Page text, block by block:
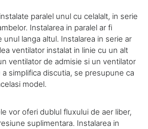
paralel unul cu celalalt, in serie
Instalarea in paralel ar fi
langa altul. Instalarea in serie ar
ventilator instalat in linie cu un alt
ventilator de admisie si un ventilator
simplifica discutia, se presupune ca
model.
vor oferi dublul fluxului de aer liber,
suplimentara. Instalarea in